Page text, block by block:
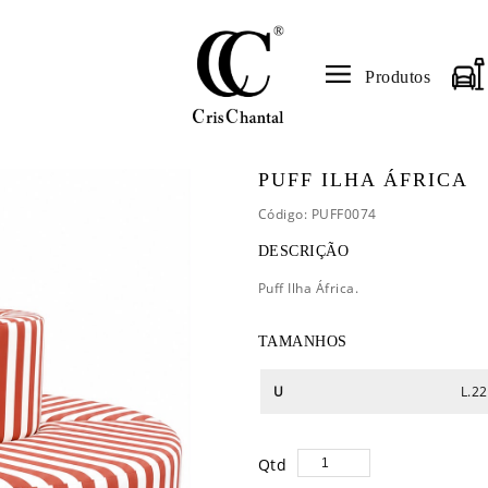
Produtos
PUFF ILHA ÁFRICA
Código: PUFF0074
DESCRIÇÃO
Puff Ilha África.
TAMANHOS
U
Qtd